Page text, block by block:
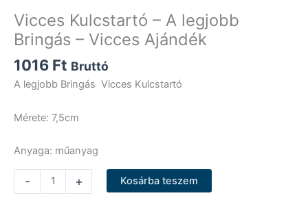
Vicces Kulcstartó – A legjobb
Bringás – Vicces Ajándék
1016 Ft Bruttó
A legjobb Bringás Vicces Kulcstartó
Mérete: 7,5cm
Anyaga: műanyag
-
Kulcstartó
+ Kosárba teszem